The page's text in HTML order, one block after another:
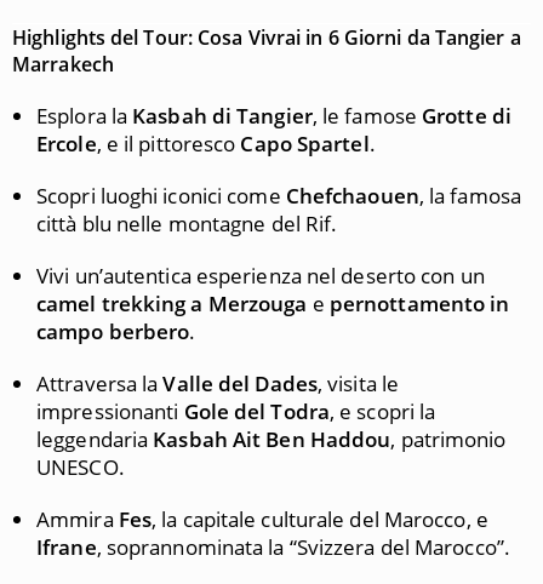
Highlights del Tour: Cosa Vivrai in 6 Giorni da Tangier a
Marrakech
Esplora la Kasbah di Tangier, le famose Grotte di
Ercole, e il pittoresco Capo Spartel.
Scopri luoghi iconici come Chefchaouen, la famosa
città blu nelle montagne del Rif.
Vivi un’autentica esperienza nel deserto con un
camel trekking a Merzouga e pernottamento in
campo berbero.
Attraversa laValle del Dades, visita le
impressionanti Gole del Todra, e scopri la
leggendaria Kasbah Ait Ben Haddou, patrimonio
UNESCO.
Ammira Fes, la capitale culturale del Marocco, e
Ifrane, soprannominata la “Svizzera del Marocco”.